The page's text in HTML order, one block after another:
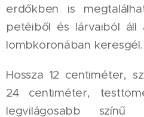
erdőkben is
petéiből és lárvaiból áll
lombkoronában keresgél.
Hossza 12 centiméter,
24 centiméter,
legvilágosabb színű